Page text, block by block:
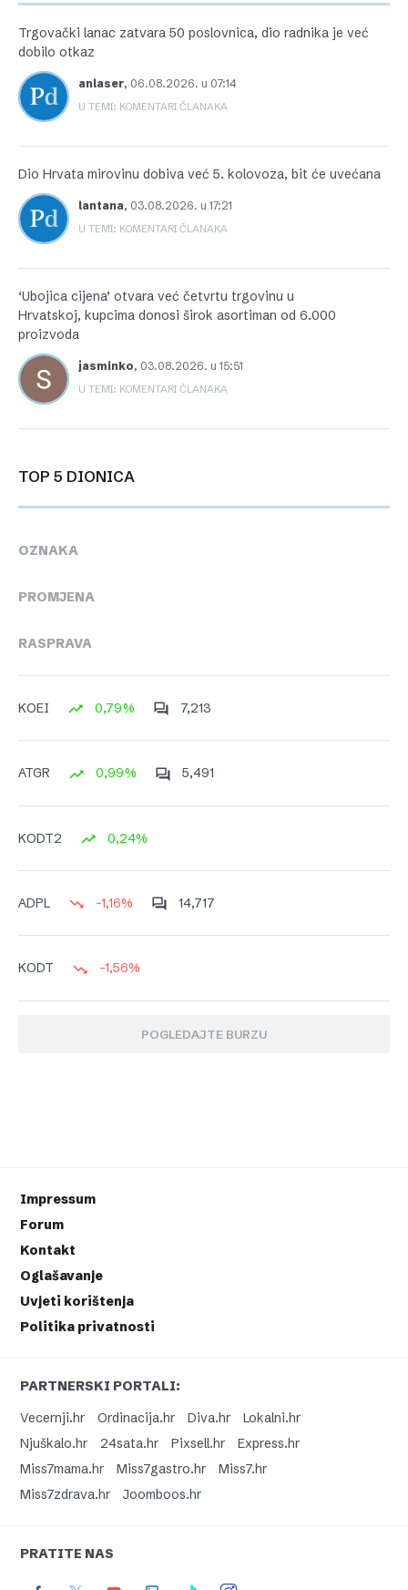
Trgovački lanac zatvara 50 poslovnica, dio radnika je već
dobilo otkaz
anlaser, 06.08.2026. u 07:14
U TEMI: KOMENTARI ČLANAKA
Dio Hrvata mirovinu dobiva već 5. kolovoza, bit će uvećana
lantana, 03.08.2026. u 17:21
U TEMI: KOMENTARI ČLANAKA
‘Ubojica cijena’ otvara već četvrtu trgovinu u
Hrvatskoj, kupcima donosi širok asortiman od 6.000
proizvoda
jasminko, 03.08.2026. u 15:51
U TEMI: KOMENTARI ČLANAKA
TOP 5 DIONICA
OZNAKA
PROMJENA
RASPRAVA
KOEI 0,79% 7,213
ATGR 0,99% 5,491
KODT2 0,24%
ADPL -1,16% 14,717
KODT -1,56%
POGLEDAJTE BURZU
Impressum
Forum
Kontakt
Oglašavanje
Uvjeti korištenja
Politika privatnosti
PARTNERSKI PORTALI:
Vecernji.hr
Ordinacija.hr Diva.hr
Lokalni.hr
Njuškalo.hr
24sata.hr Pixsell.hr
Express.hr
Miss7mama.hr
Miss7gastro.hr
Miss7.hr
Miss7zdrava.hr
Joomboos.hr
PRATITE NAS